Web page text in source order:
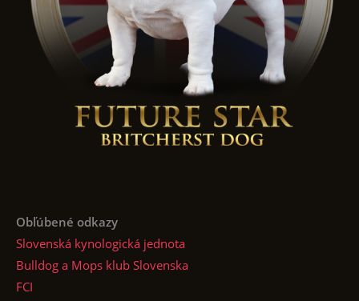
Obľúbené odkazy
Slovenská kynologická jednota
Bulldog a Mops klub Slovenska
FCI